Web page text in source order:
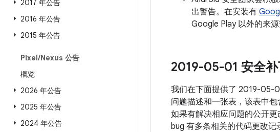
2017 年公告
2016 年公告
2015 年公告
Pixel/Nexus 公告
概览
2026 年公告
2025 年公告
2024 年公告
出警告。在安装有
Google Play 以外的来
2019-05-01 安全
我们在下面提供了 2019-05-
问题描述和一张表，该表中包
如果有解决相应问题的公开
bug 有多条相关的代码更改记